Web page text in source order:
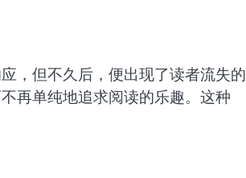
，但不久后，便出现了读者流失的
再单纯地追求阅读的乐趣。这种